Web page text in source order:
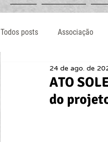
Todos posts Associação
Jornal O Processo
ATO
do
24 de ago. de